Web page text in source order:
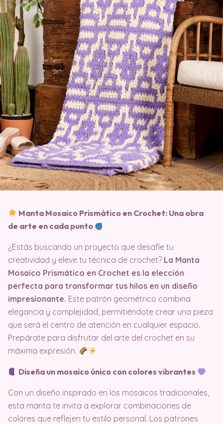
Manta Mosaico Prismático en Crochet: Una obra
de arte en cada punto
¿Estás buscando un proyecto que desafíe tu
creatividad y eleve tu técnica de crochet? La Manta
Mosaico Prismático en Crochet es la elección
perfecta para transformar tus hilos en un diseño
impresionante. Este patrón geométrico combina
elegancia y complejidad, permitiéndote crear una pieza
que será el centro de atención en cualquier espacio.
Prepárate para disfrutar del arte del crochet en su
máxima expresión.
Diseña un mosaico único con colores vibrantes
Con un diseño inspirado en los mosaicos tradicionales,
esta manta te invita a explorar combinaciones de
colores que reflejen tu estilo personal. Los patrones